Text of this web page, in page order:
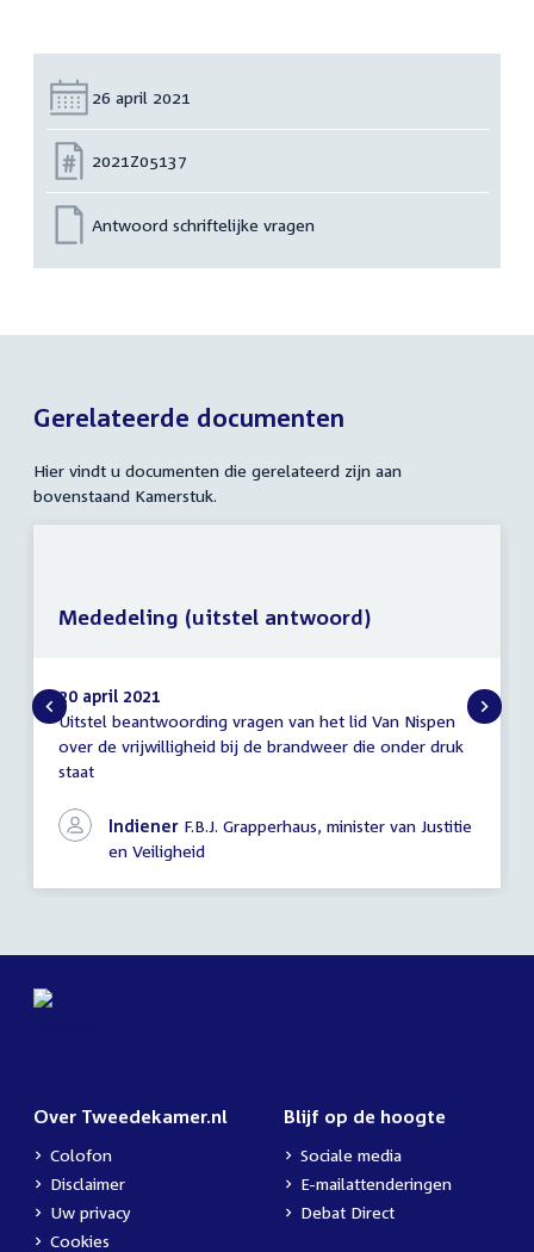
Datum:
26 april 2021
Nummer:
2021Z05137
Antwoord schriftelijke vragen
Gerelateerde documenten
Hier vindt u documenten die gerelateerd zijn aan
bovenstaand Kamerstuk.
Mededeling
(uitstel
antwoord)
20 april 2021
Uitstel beantwoording vragen van het lid Van Nispen
over de vrijwilligheid bij de brandweer die onder druk
staat
Indiener F.B.J. Grapperhaus, minister van Justitie
en Veiligheid
Mededeling (uitstel antwoord)
Over Tweedekamer.nl
Colofon
Disclaimer
Uw privacy
Cookies
Blijf op de hoogte
Sociale media
E-mailattenderingen
Debat Direct